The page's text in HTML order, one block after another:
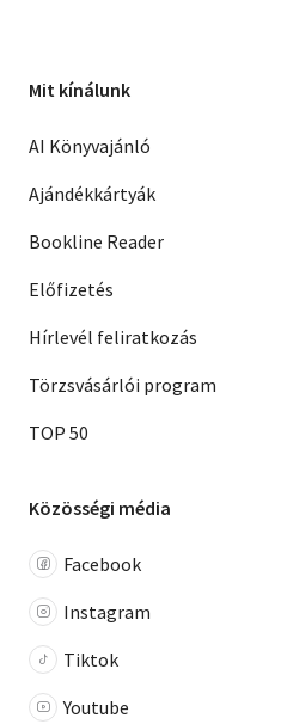
Mit kínálunk
AI Könyvajánló
Ajándékkártyák
Bookline Reader
Előfizetés
Hírlevél feliratkozás
Törzsvásárlói program
TOP 50
Közösségi média
Facebook
Instagram
Tiktok
Youtube